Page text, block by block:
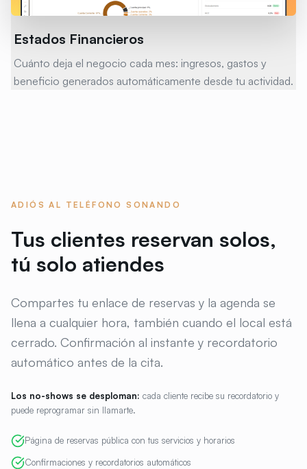
Estados Financieros
Cuánto deja el negocio cada mes: ingresos, gastos y
beneficio generados automáticamente desde tu actividad.
ADIÓS AL TELÉFONO SONANDO
Tus clientes reservan solos,
tú solo atiendes
Compartes tu enlace de reservas y la agenda se
llena a cualquier hora, también cuando el local está
cerrado. Confirmación al instante y recordatorio
automático antes de la cita.
Los no-shows se desploman: cada cliente recibe su recordatorio y
puede reprogramar sin llamarte.
Página de reservas pública con tus servicios y horarios
Confirmaciones y recordatorios automáticos